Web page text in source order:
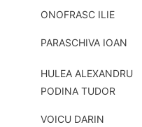
ONOFRASC ILIE
PARASCHIVA IOAN
HULEA ALEXANDRU
PODINA TUDOR
VOICU DARIN